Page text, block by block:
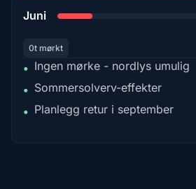
Juni
0t mørkt
• Ingen mørke - nordlys umulig
• Sommersolverv-effekter
• Planlegg retur i september